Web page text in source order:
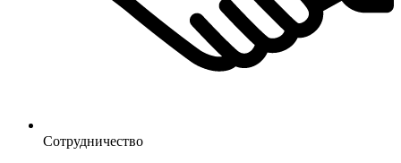
Сотрудничество